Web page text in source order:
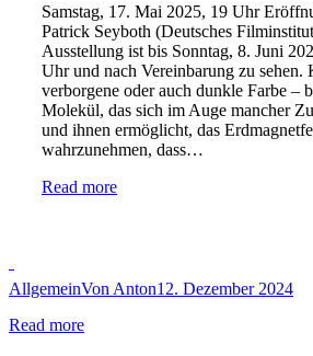
Samstag, 17. Mai 2025, 19 Uhr
Patrick Seyboth (Deutsches
Ausstellung ist bis Sonntag, 8. Juni
Uhr und nach Vereinbarung zu
verborgene oder auch dunkle Farbe –
Molekül, das sich im Auge mancher
und ihnen ermöglicht, das
wahrzunehmen, dass…
Read more
AllgemeinVon Anton12. Dezember 2024
Read more